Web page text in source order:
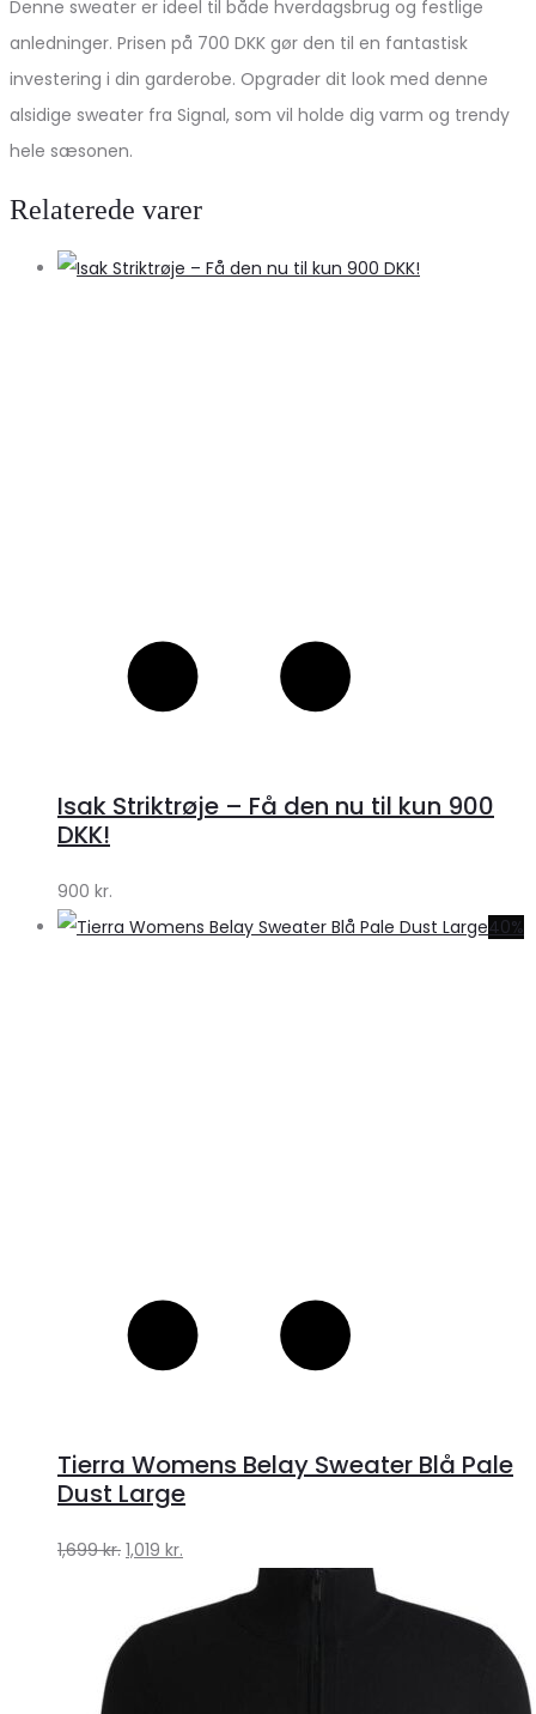
Denne sweater er ideel til både hverdagsbrug og festlige
anledninger. Prisen på 700 DKK gør den til en fantastisk
investering i din garderobe. Opgrader dit look med denne
alsidige sweater fra Signal, som vil holde dig varm og trendy
hele sæsonen.
Relaterede varer
Isak Striktrøje – Få den nu til kun 900
DKK!
900 kr.
40%
Tierra Womens Belay Sweater Blå Pale
Dust Large
1,699kr. Den
pris
1,019 kr.
pris